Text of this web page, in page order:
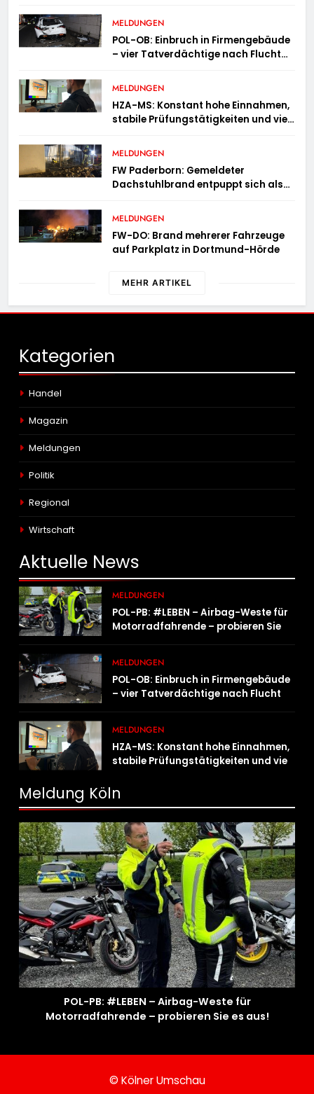
MELDUNGEN
POL-OB: Einbruch in Firmengebäude
– vier Tatverdächtige nach Flucht
MELDUNGEN
HZA-MS: Konstant hohe Einnahmen,
stabile Prüfungstätigkeiten und viel
Hauptzollamt Münster zieht für 2025
MELDUNGEN
FW Paderborn: Gemeldeter
Dachstuhlbrand entpuppt sich als
Gymnasium
MELDUNGEN
FW-DO: Brand mehrerer Fahrzeuge
auf Parkplatz in Dortmund-Hörde
MEHR ARTIKEL
Kategorien
Handel
Magazin
Meldungen
Politik
Regional
Wirtschaft
Aktuelle News
MELDUNGEN
POL-PB: #LEBEN – Airbag-Weste für
Motorradfahrende – probieren Sie es
MELDUNGEN
POL-OB: Einbruch in Firmengebäude
– vier Tatverdächtige nach Flucht
MELDUNGEN
HZA-MS: Konstant hohe Einnahmen,
stabile Prüfungstätigkeiten und viel
Hauptzollamt Münster zieht für 2025
Bilanz
Meldung Köln
POL-PB: #LEBEN – Airbag-Weste für
Motorradfahrende – probieren Sie es aus!
© Kölner Umschau